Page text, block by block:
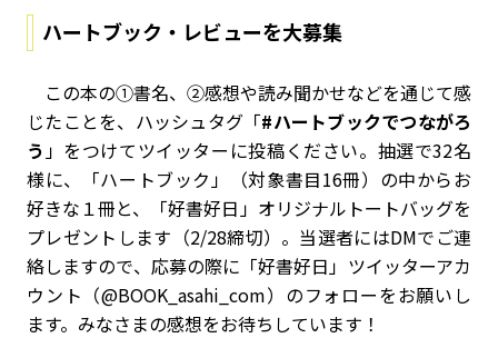
ハートブック・レビューを大募集
この本の①書名、②感想や読み聞かせなどを通じて感
じたことを、ハッシュタグ「#ハートブックでつながろ
う」をつけてツイッターに投稿ください。抽選で32名
様に、「ハートブック」（対象書目16冊）の中からお
好きな１冊と、「好書好日」オリジナルトートバッグを
プレゼントします（2/28締切）。当選者にはDMでご連
絡しますので、応募の際に「好書好日」ツイッターアカ
ウント（@BOOK_asahi_com）のフォローをお願いし
ます。みなさまの感想をお待ちしています！